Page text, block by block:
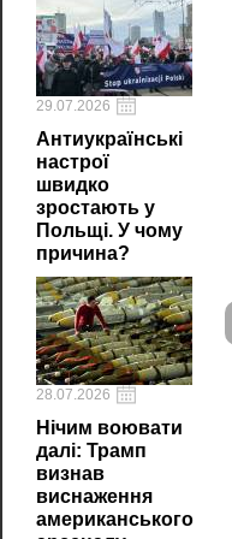
29.07.2026
Антиукраїнські
настрої
швидко
зростають у
Польщі. У чому
причина?
28.07.2026
Нічим воювати
далі: Трамп
визнав
виснаження
американського